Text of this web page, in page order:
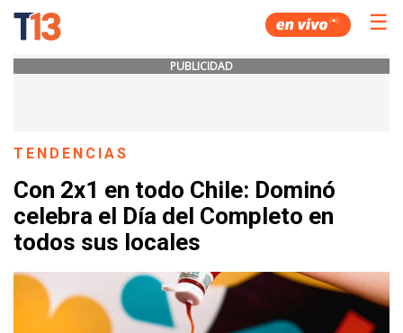
☰
PUBLICIDAD
TENDENCIAS
Con 2x1 en todo Chile: Dominó
celebra el Día del Completo en
todos sus locales